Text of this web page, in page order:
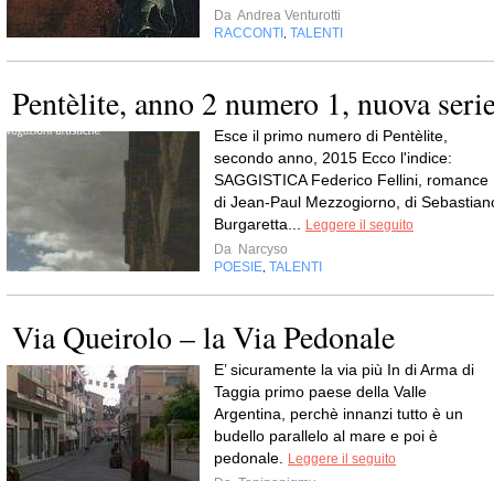
Da Andrea Venturotti
RACCONTI
TALENTI
Pentèlite, anno 2 numero 1, nuova
Esce il primo numero di Pentèlite,
secondo anno, 2015 Ecco l'indice:
SAGGISTICA Federico Fellini, romance
di Jean-Paul Mezzogiorno, di
Burgaretta...
Leggere il seguito
Da Narcyso
POESIE TALENTI
Via Queirolo – la Via Pedonale
E’ sicuramente la via più In di Arma di
Taggia primo paese della Valle
Argentina, perchè innanzi tutto è un
budello parallelo al mare e poi è
pedonale.
Leggere il seguito